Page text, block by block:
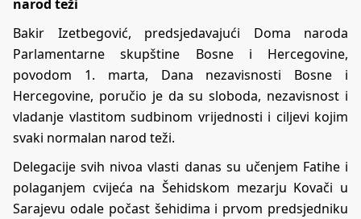
narod teži
Bakir Izetbegović, predsjedavajući Doma naroda
Parlamentarne skupštine Bosne i Hercegovine,
povodom 1. marta, Dana nezavisnosti Bosne i
Hercegovine, poručio je da su sloboda, nezavisnost i
vladanje vlastitom sudbinom vrijednosti i ciljevi kojim
svaki normalan narod teži.
Delegacije svih nivoa vlasti danas su učenjem Fatihe i
polaganjem cvijeća na Šehidskom mezarju Kovači u
Sarajevu odale počast šehidima i prvom predsjedniku